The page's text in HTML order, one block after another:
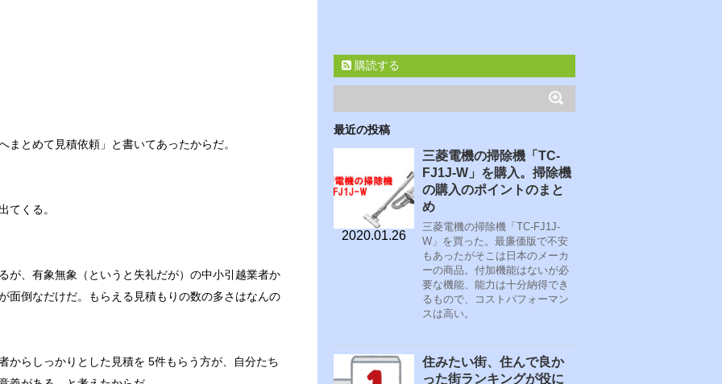
まとめて見積依頼」と書いてあったからだ。
てくる。
が、有象無象（というと失礼だが）の中小引越業者か
面倒なだけだ。もらえる見積もりの数の多さはなんの
からしっかりとした見積を 5件もらう方が、自分たち
購読する
最近の投稿
2020.01.26
三菱電機の掃除機「TC-
FJ1J-W」を購入。掃除機
の購入のポイントのまと
め
三菱電機の掃除機「TC-FJ1J-
W」を買った。最廉価版で不安
もあったがそこは日本のメーカ
ーの商品。付加機能はないが必
要な機能、能力は十分納得でき
るもので、コストパフォーマン
スは高い。
住みたい街、住んで良か
った街ランキングが役に